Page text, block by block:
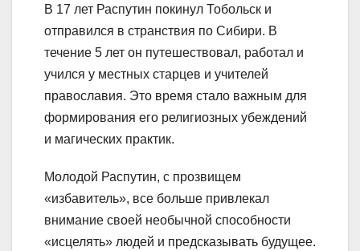
В 17 лет Распутин покинул Тобольск и
отправился в странствия по Сибири. В
течение 5 лет он путешествовал, работал и
учился у местных старцев и учителей
православия. Это время стало важным для
формирования его религиозных убеждений
и магических практик.
Молодой Распутин, с прозвищем
«избавитель», все больше привлекал
внимание своей необычной способности
«исцелять» людей и предсказывать будущее.